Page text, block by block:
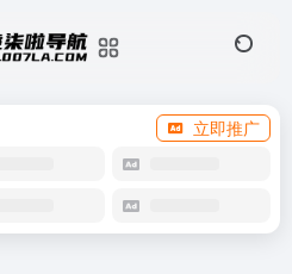
立即推广